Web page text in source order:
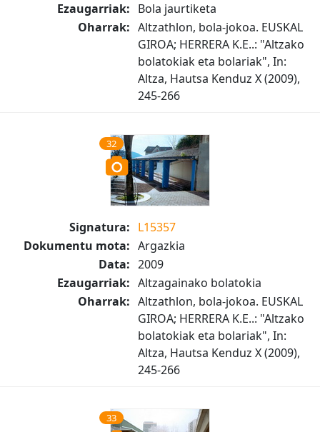
Ezaugarriak: Bola jaurtiketa
Oharrak: Altzathlon, bola-jokoa. EUSKAL
GIROA; HERRERA K.E..: "Altzako
bolatokiak eta bolariak", In:
Altza, Hautsa Kenduz X (2009),
245-266
32
Signatura: L15357
Dokumentu mota: Argazkia
Data: 2009
Ezaugarriak: Altzagainako bolatokia
Oharrak: Altzathlon, bola-jokoa. EUSKAL
GIROA; HERRERA K.E..: "Altzako
bolatokiak eta bolariak", In:
Altza, Hautsa Kenduz X (2009),
245-266
33